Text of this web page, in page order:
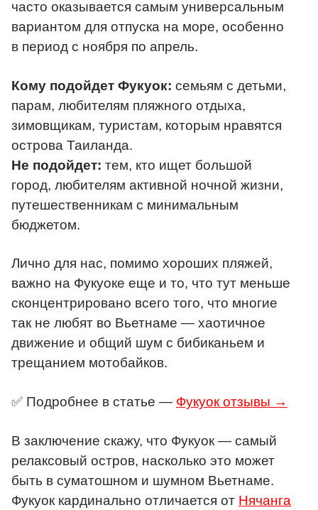
часто оказывается самым универсальным
вариантом для отпуска на море, особенно
в период с ноября по апрель.
Кому подойдет Фукуок: семьям с детьми,
парам, любителям пляжного отдыха,
зимовщикам, туристам, которым нравятся
острова Таиланда.
Не подойдет: тем, кто ищет большой
город, любителям активной ночной жизни,
путешественникам с минимальным
бюджетом.
Лично для нас, помимо хороших пляжей,
важно на Фукуоке еще и то, что тут меньше
сконцентрировано всего того, что многие
так не любят во Вьетнаме — хаотичное
движение и общий шум с бибиканьем и
трещанием мотобайков.
✅ Подробнее в статье — Фукуок отзывы →
В заключение скажу, что Фукуок — самый
релаксовый остров, насколько это может
быть в суматошном и шумном Вьетнаме.
Фукуок кардинально отличается от Нячанга